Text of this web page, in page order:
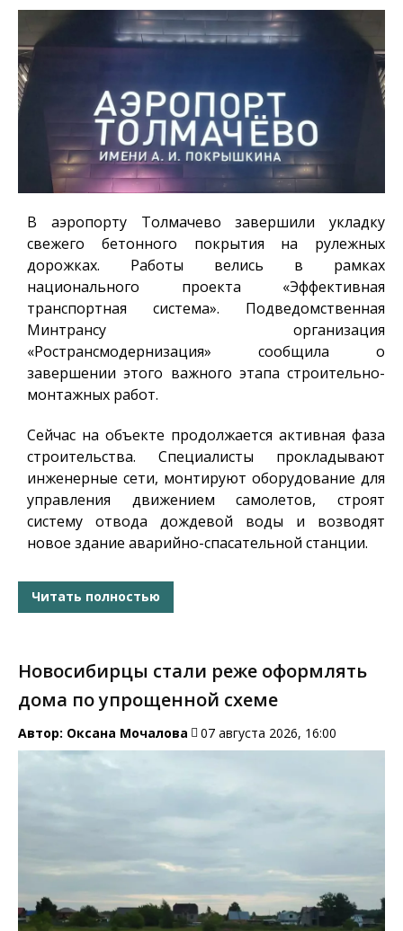
В аэропорту Толмачево завершили укладку
свежего бетонного покрытия на рулежных
дорожках. Работы велись в рамках
национального проекта «Эффективная
транспортная система». Подведомственная
Минтрансу организация
«Ространсмодернизация» сообщила о
завершении этого важного этапа строительно-
монтажных работ.
Сейчас на объекте продолжается активная фаза
строительства. Специалисты прокладывают
инженерные сети, монтируют оборудование для
управления движением самолетов, строят
систему отвода дождевой воды и возводят
новое здание аварийно-спасательной станции.
Читать полностью
Новосибирцы стали реже оформлять
дома по упрощенной схеме
Автор: Оксана Мочалова 07 августа 2026, 16:00